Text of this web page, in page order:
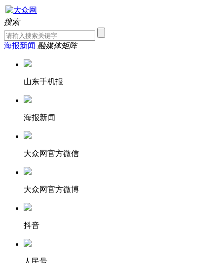
搜索
海报新闻 融媒体矩阵
山东手机报
海报新闻
大众网官方微信
大众网官方微博
抖音
人民号